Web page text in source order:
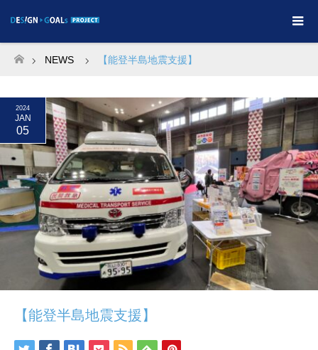
ホーム
NEWS 【能登半島地震支援】
2024
JAN
05
【能登半島地震支援】